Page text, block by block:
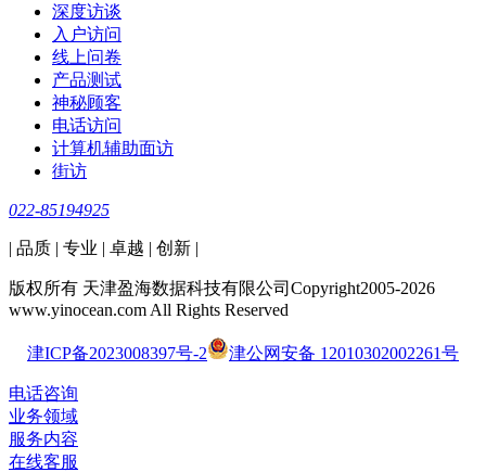
深度访谈
入户访问
线上问卷
产品测试
神秘顾客
电话访问
计算机辅助面访
街访
022-85194925
| 品质 | 专业 | 卓越 | 创新 |
版权所有 天津盈海数据科技有限公司Copyright2005-2026
www.yinocean.com All Rights Reserved
津ICP备2023008397号-2 津公网安备 12010302002261号
电话咨询
业务领域
服务内容
在线客服